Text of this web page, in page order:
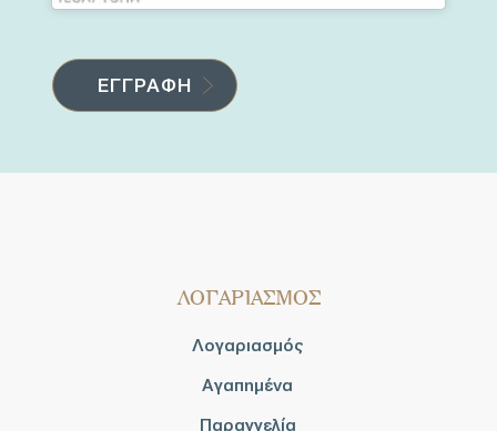
ΛΟΓΑΡΙΑΣΜΟΣ
Λογαριασμός
Αγαπημένα
Παραγγελία